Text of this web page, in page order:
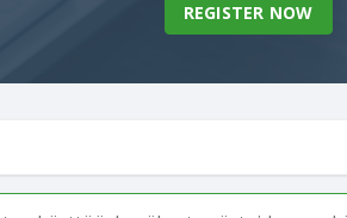
REGISTER NOW